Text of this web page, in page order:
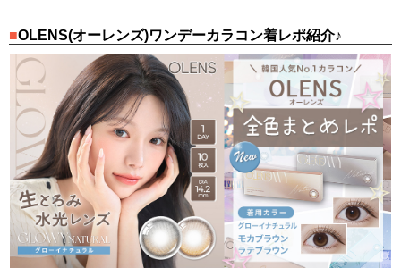
OLENS(オーレンズ)ワンデーカラコン着レポ紹介♪